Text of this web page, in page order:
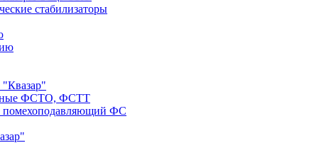
стабилизаторы
ФСТО, ФСТТ
помехоподавляющий ФС